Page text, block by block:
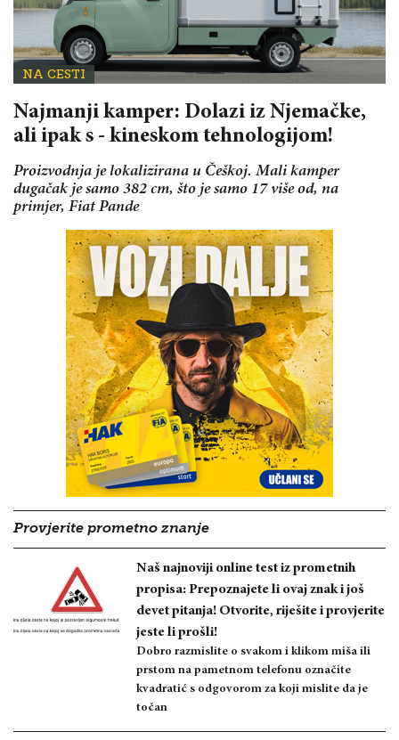
NA CESTI
Najmanji kamper: Dolazi iz Njemačke,
ali ipak s - kineskom tehnologijom!
Proizvodnja je lokalizirana u Češkoj. Mali kamper
dugačak je samo 382 cm, što je samo 17 više od, na
primjer, Fiat Pande
Provjerite prometno znanje
Naš najnoviji online test iz prometnih
propisa: Prepoznajete li ovaj znak i još
devet pitanja! Otvorite, riješite i provjerite
jeste li prošli!
Dobro razmislite o svakom i klikom miša ili
prstom na pametnom telefonu označite
kvadratić s odgovorom za koji mislite da je
točan